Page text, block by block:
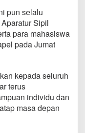
o
n
pun selalu
Sipil
para mahasiswa
pada Jumat
kepada seluruh
terus
individu dan
masa depan